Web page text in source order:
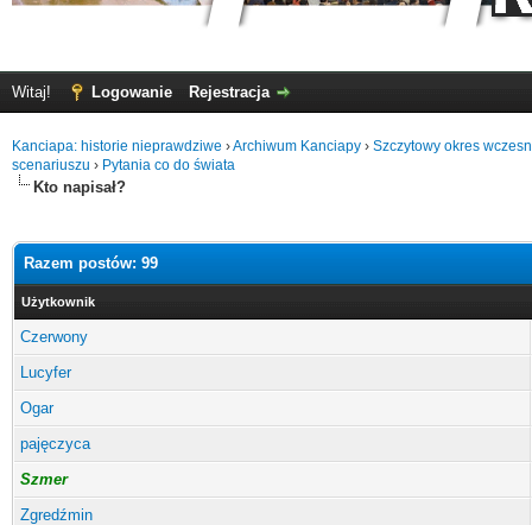
Witaj! Logowanie Rejestracja
Kanciapa: historie nieprawdziwe ›Archiwum Kanciapy › Szczytowy okres
scenariuszu › Pytania co do świata
Kto napisał?
Razem postów: 99
Użytkownik
Czerwony
Lucyfer
Ogar
pajęczyca
Szmer
Zgredźmin